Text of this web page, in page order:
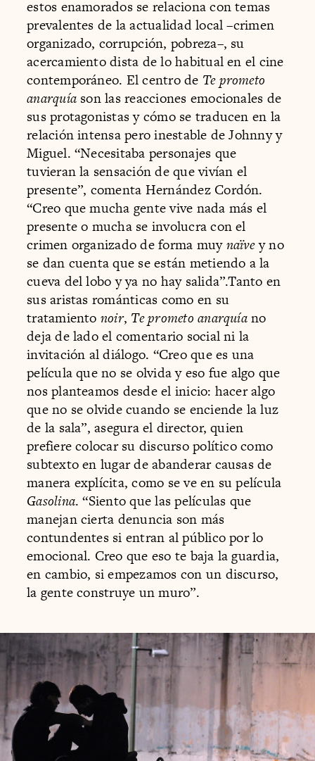
estos enamorados se relaciona con temas
prevalentes de la actualidad local –crimen
organizado, corrupción, pobreza–, su
acercamiento dista de lo habitual en el cine
contemporáneo. El centro de Te prometo
anarquía son las reacciones emocionales de
sus protagonistas y cómo se traducen en la
relación intensa pero inestable de Johnny y
Miguel. “Necesitaba personajes que
tuvieran la sensación de que vivían el
presente”, comenta Hernández Cordón.
“Creo que mucha gente vive nada más el
presente o mucha se involucra con el
crimen organizado de forma muynaïvey no
se dan cuenta que se están metiendo a la
cueva del lobo y ya no hay salida”.Tanto en
sus aristas románticas como en su
tratamiento noir, Te prometo anarquíano
deja de lado el comentario social ni la
invitación al diálogo. “Creo que es una
película que no se olvida y eso fue algo que
nos planteamos desde el inicio: hacer algo
que no se olvide cuando se enciende la luz
de la sala”, asegura el director, quien
prefiere colocar su discurso político como
subtexto en lugar de abanderar causas de
manera explícita, como se ve en su película
Gasolina. “Siento que las películas que
manejan cierta denuncia son más
contundentes si entran al público por lo
emocional. Creo que eso te baja la guardia,
en cambio, si empezamos con un discurso,
la gente construye un muro”.